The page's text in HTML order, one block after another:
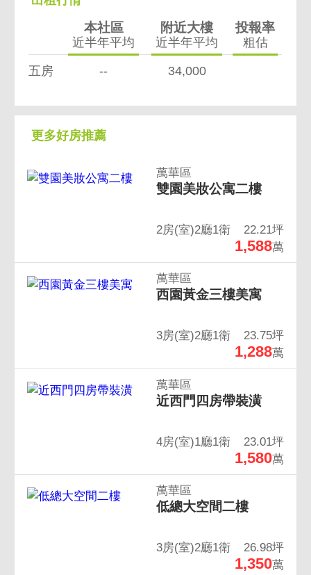
本社區
近半年平均
附近大樓
近半年平均
投報率
粗估
五房 -- 34,000
更多好房推薦
萬華區
雙園美妝公寓二樓
2房(室)2廳1衛 22.21坪
1,588萬
萬華區
西園黃金三樓美寓
3房(室)2廳1衛 23.75坪
1,288萬
萬華區
近西門四房帶裝潢
4房(室)1廳1衛 23.01坪
1,580萬
萬華區
低總大空間二樓
3房(室)2廳1衛 26.98坪
1,350萬